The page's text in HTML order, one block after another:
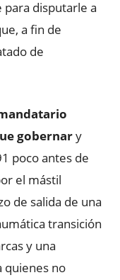
disputarle a
a fin de
de
gobernary
poco antes de
el mástil
de salida de una
transición
y una
quienes no